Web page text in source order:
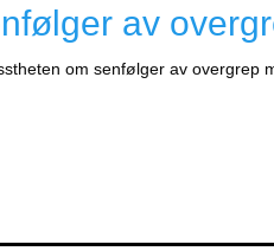
av
om senfølger av overgrep